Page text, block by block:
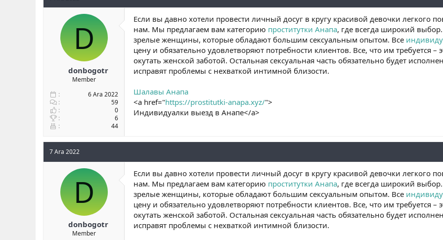
D
donbogotr
Member
6 Ara 2022
59
0
6
44
Если вы давно хотели провести личный досуг в кругу красивой девочки легкого
нам. Мы предлагаем вам категорию проститутки Анапа, где всегда широкий
зрелые женщины, которые обладают большим сексуальным опытом. Все
цену и обязательно удовлетворяют потребности клиентов. Все, что им требуется –
окутать женской заботой. Остальная сексуальная часть обязательно будет
исправят проблемы с нехваткой интимной близости.
Шалавы Анапа
<a href="https://prostitutki-anapa.xyz/">
Индивидуалки выезд в Анапе</a>
7 Ara 2022
D
donbogotr
Member
Если вы давно хотели провести личный досуг в кругу красивой девочки легкого
нам. Мы предлагаем вам категорию проститутки Анапа, где всегда широкий
зрелые женщины, которые обладают большим сексуальным опытом. Все
цену и обязательно удовлетворяют потребности клиентов. Все, что им требуется –
окутать женской заботой. Остальная сексуальная часть обязательно будет
исправят проблемы с нехваткой интимной близости.